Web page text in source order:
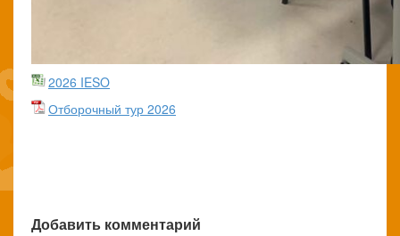
2026 IESO
Отборочный тур 2026
Добавить комментарий